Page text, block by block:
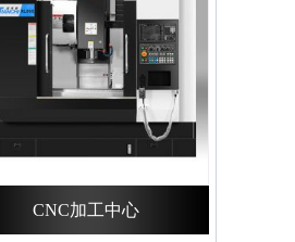
CNC加工中心